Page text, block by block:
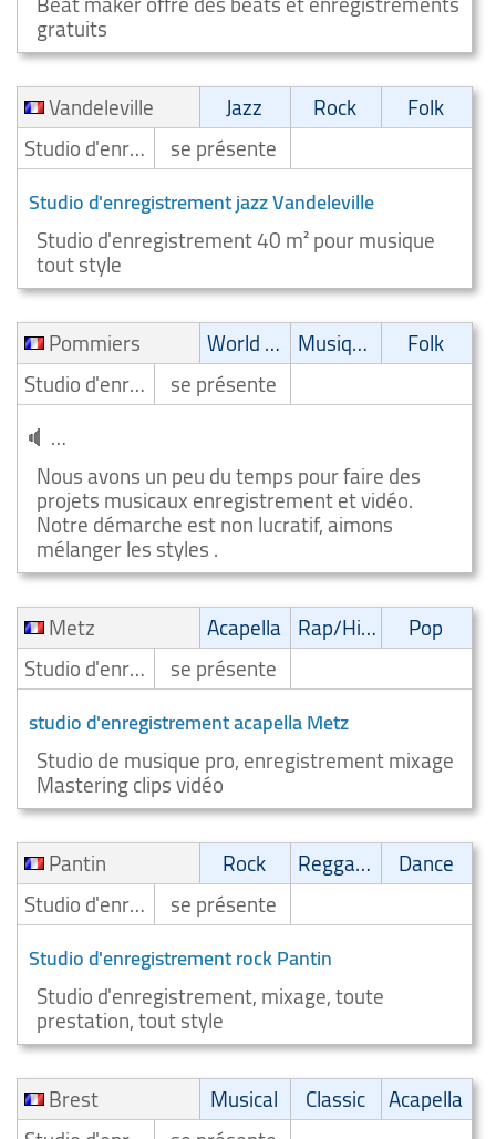
gratuits
Vandeleville
Jazz Rock
Folk
Studio d'enregistrement
se présente
Studio d'enregistrement jazz Vandeleville
Studio d'enregistrement 40 m² pour musique
tout style
Pommiers
World Music Musique latine
Folk
Studio d'enregistrement
se présente
Studio d'enregistrement world music Pommiers
Nous avons un peu du temps pour faire des
projets musicaux enregistrement et vidéo.
Notre démarche est non lucratif, aimons
mélanger les styles .
Metz
Acapella Rap/Hip-Hop/RnB
Pop
Studio d'enregistrement
se présente
studio d'enregistrement acapella Metz
Studio de musique pro, enregistrement mixage
Mastering clips vidéo
Pantin
Rock Reggae/Ragga/Dub
Dance
Studio d'enregistrement
se présente
Studio d'enregistrement rock Pantin
Studio d'enregistrement, mixage, toute
prestation, tout style
Brest
Musical Classic Acapella